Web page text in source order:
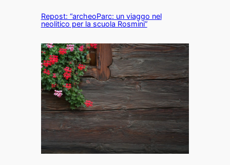
Repost: “archeoParc: un viaggo nel
neolitico per la scuola Rosmini”